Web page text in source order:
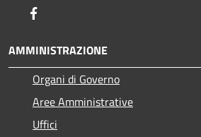
AMMINISTRAZIONE
Organi di Governo
Aree Amministrative
Uffici